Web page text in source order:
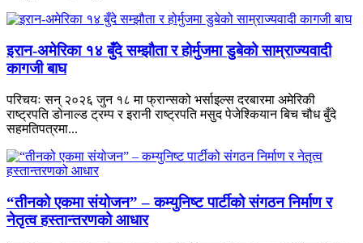
इरान-अमेरिका १४ बुँदे सम्झौता र होर्मुजमा डुबेको साम्राज्यवादी
कागजी बाघ
परिचयः सन् २०२६ जुन १८ मा फ्रान्सको भर्साइल्स दरबारमा अमेरिकी
राष्ट्रपति डोनाल्ड ट्रम्प र इरानी राष्ट्रपति मसुद पेजेश्कियान बिच चौध बुँदे
सहमतिपत्रमा...
“तीनको एकमा संयोजन” – कम्युनिष्ट पार्टीको संगठन निर्माण र
नेतृत्व हस्तान्तरणको आधार